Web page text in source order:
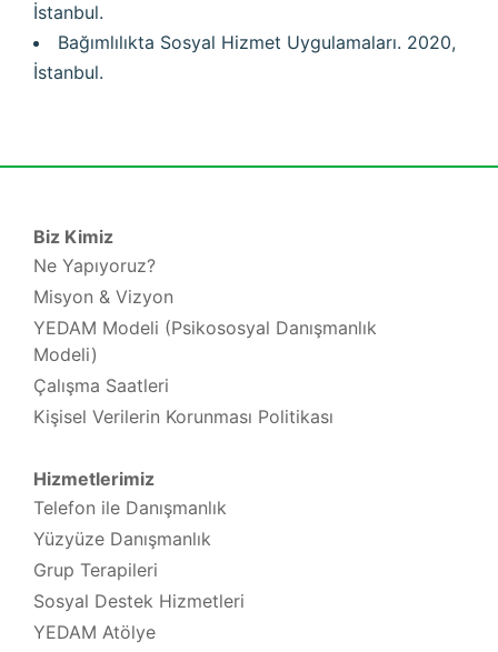
İstanbul.
Bağımlılıkta Sosyal Hizmet Uygulamaları. 2020,
İstanbul.
Biz Kimiz
Ne Yapıyoruz?
Misyon & Vizyon
YEDAM Modeli (Psikososyal Danışmanlık
Modeli)
Çalışma Saatleri
Kişisel Verilerin Korunması Politikası
Hizmetlerimiz
Telefon ile Danışmanlık
Yüzyüze Danışmanlık
Grup Terapileri
Sosyal Destek Hizmetleri
YEDAM Atölye